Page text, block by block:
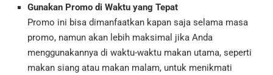
Gunakan Promo di Waktu yang Tepat
Promo ini bisa dimanfaatkan kapan saja selama masa
promo, namun akan lebih maksimal jika Anda
menggunakannya di waktu-waktu makan utama, seperti
makan siang atau makan malam, untuk menikmati